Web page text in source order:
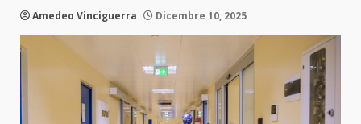
Amedeo Vinciguerra Dicembre 10, 2025